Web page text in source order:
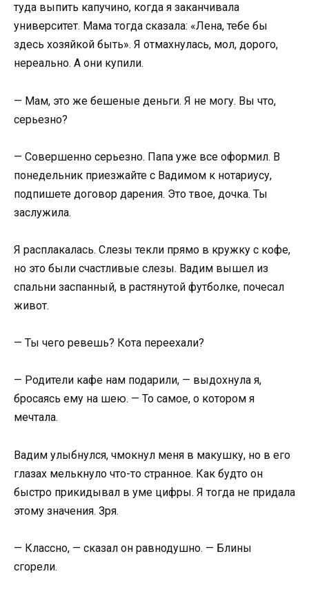
туда выпить капучино, когда я заканчивала
университет. Мама тогда сказала: «Лена, тебе бы
здесь хозяйкой быть». Я отмахнулась, мол, дорого,
нереально. А они купили.
— Мам, это же бешеные деньги. Я не могу. Вы что,
серьезно?
— Совершенно серьезно. Папа уже все оформил. В
понедельник приезжайте с Вадимом к нотариусу,
подпишете договор дарения. Это твое, дочка. Ты
заслужила.
Я расплакалась. Слезы текли прямо в кружку с кофе,
но это были счастливые слезы. Вадим вышел из
спальни заспанный, в растянутой футболке, почесал
живот.
— Ты чего ревешь? Кота переехали?
— Родители кафе нам подарили, — выдохнула я,
бросаясь ему на шею. — То самое, о котором я
мечтала.
Вадим улыбнулся, чмокнул меня в макушку, но в его
глазах мелькнуло что-то странное. Как будто он
быстро прикидывал в уме цифры. Я тогда не придала
этому значения. Зря.
— Классно, — сказал он равнодушно. — Блины
сгорели.